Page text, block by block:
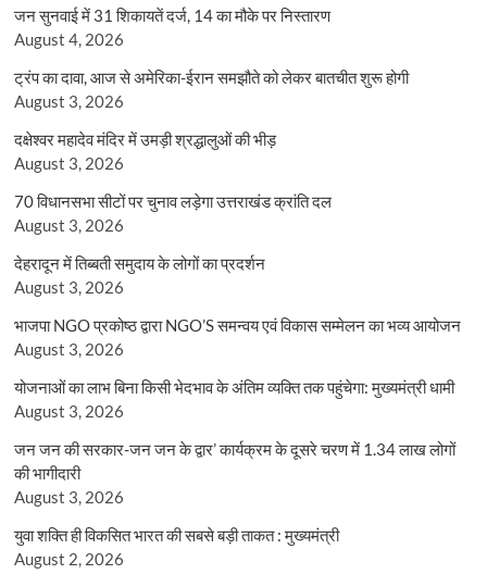
जन सुनवाई में 31 शिकायतें दर्ज, 14 का मौके पर निस्तारण
August 4, 2026
ट्रंप का दावा, आज से अमेरिका-ईरान समझौते को लेकर बातचीत शुरू होगी
August 3, 2026
दक्षेश्वर महादेव मंदिर में उमड़ी श्रद्धालुओं की भीड़
August 3, 2026
70 विधानसभा सीटों पर चुनाव लड़ेगा उत्तराखंड क्रांति दल
August 3, 2026
देहरादून में तिब्बती समुदाय के लोगों का प्रदर्शन
August 3, 2026
भाजपा NGO प्रकोष्ठ द्वारा NGO’S समन्वय एवं विकास सम्मेलन का भव्य आयोजन
August 3, 2026
योजनाओं का लाभ बिना किसी भेदभाव के अंतिम व्यक्ति तक पहुंचेगा: मुख्यमंत्री धामी
August 3, 2026
जन जन की सरकार-जन जन के द्वार’ कार्यक्रम के दूसरे चरण में 1.34 लाख लोगों
की भागीदारी
August 3, 2026
युवा शक्ति ही विकसित भारत की सबसे बड़ी ताकत : मुख्यमंत्री
August 2, 2026